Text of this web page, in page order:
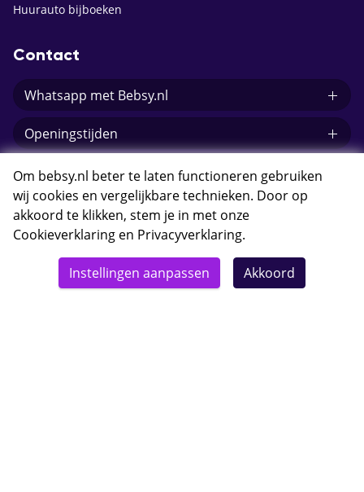
Huurauto bijboeken
Contact
Whatsapp met Bebsy.nl
Openingstijden
E-mail Bebsy.nl
© 2026 Bebsy.nl
Om bebsy.nl beter te laten functioneren gebruiken
wij cookies en vergelijkbare technieken. Door op
akkoord te klikken, stem je in met onze
Cookieverklaring en Privacyverklaring.
Instellingen aanpassen Akkoord